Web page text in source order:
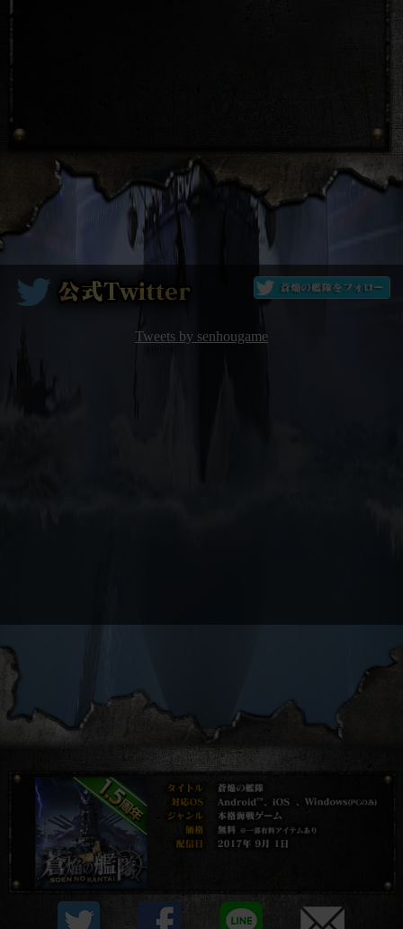
Tweets by senhougame
プライバシーポリシー
他社モジュール等について
資金決済法に基づく表示